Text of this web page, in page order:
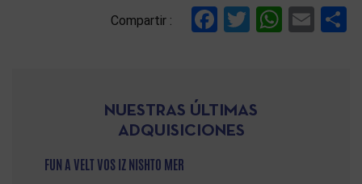
Compartir : Facebook
Twitter
NUESTRAS ÚLTIMAS
ADQUISICIONES
FUN A VELT VOS IZ NISHTO MER